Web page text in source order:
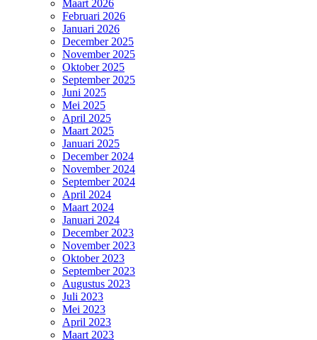
Maart 2026
Februari 2026
Januari 2026
December 2025
November 2025
Oktober 2025
September 2025
Juni 2025
Mei 2025
April 2025
Maart 2025
Januari 2025
December 2024
November 2024
September 2024
April 2024
Maart 2024
Januari 2024
December 2023
November 2023
Oktober 2023
September 2023
Augustus 2023
Juli 2023
Mei 2023
April 2023
Maart 2023